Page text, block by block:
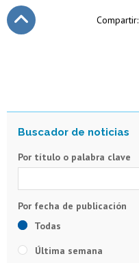
Compartir:
Por título o palabra clave
Todas
Última semana